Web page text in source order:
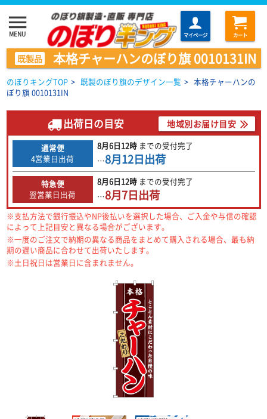
menu
MENU マイページ カート
既製品 本格チャーハンのぼり旗 0010131IN
のぼりキングTOP > 既製のぼり旗のデザイン一覧 > 本格チャーハンの
ぼり旗 0010131IN
出荷日の目安 地域別お届け目安
通常便
4営業日出荷
8月6日12時 までの受付完了
…8月12日出荷
特急便
翌営業日出荷
8月6日12時 までの受付完了
…8月7日出荷
※支払方法で銀行振込やNP後払いを選択した場合、ご入金や与信の確認
によって上記目安と異なる場合がございます。
※一度のご注文で納期の異なる商品をまとめて購入される場合、最も納
期の遅い商品に合わせて出荷いたします。
※土日祝日は営業日に含まれません。